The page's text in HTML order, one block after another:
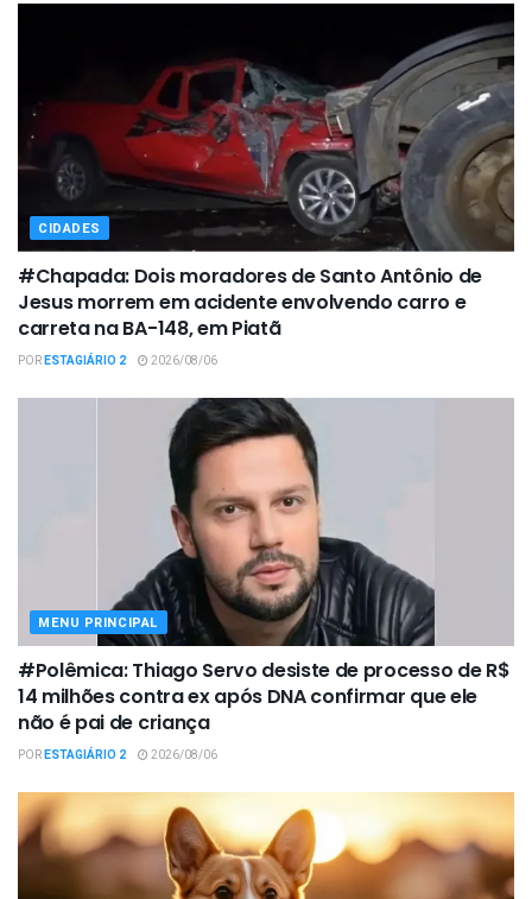
CIDADES
#Chapada: Dois moradores de Santo Antônio de
Jesus morrem em acidente envolvendo carro e
carreta na BA-148, em Piatã
PORESTAGIÁRIO 2 2026/08/06
MENU PRINCIPAL
#Polêmica: Thiago Servo desiste de processo de R$
14 milhões contra ex após DNA confirmar que ele
não é pai de criança
PORESTAGIÁRIO 2 2026/08/06